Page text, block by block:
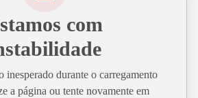
com
inesperado durante o carregamento
a página ou tente novamente em